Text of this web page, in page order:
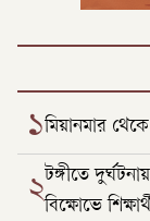
১মিয়ানমার
২টঙ্গীতে
বিক্ষোভে